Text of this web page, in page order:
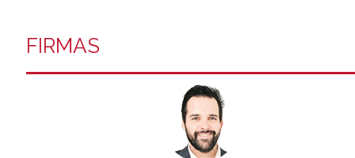
FIRMAS